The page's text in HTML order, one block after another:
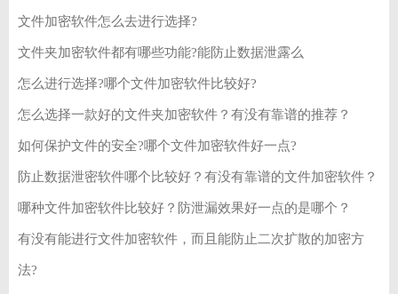
文件加密软件怎么去进行选择?
文件夹加密软件都有哪些功能?能防止数据泄露么
怎么进行选择?哪个文件加密软件比较好?
怎么选择一款好的文件夹加密软件？有没有靠谱的推荐？
如何保护文件的安全?哪个文件加密软件好一点?
防止数据泄密软件哪个比较好？有没有靠谱的文件加密软件？
哪种文件加密软件比较好？防泄漏效果好一点的是哪个？
有没有能进行文件加密软件，而且能防止二次扩散的加密方
法?